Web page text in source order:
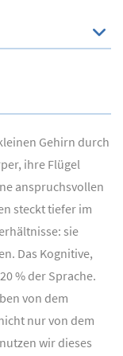
Gehirn durch
ihre Flügel
anspruchsvollen
steckt tiefer im
sie
Das Kognitive,
% der Sprache.
von dem
nur von dem
wir dieses